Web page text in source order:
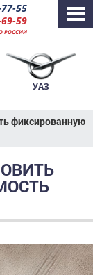
55
59
РОССИИ
УАЗ
фиксированную